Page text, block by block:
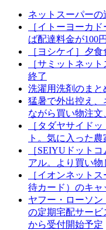
ネットスーパーの
［イトーヨーカ
ば配達料金が100
［ヨシケイ］夕
［サミットネッ
終了
洗濯用洗剤のまと
猛暑で外出控え
ながら買い物注
［タダヤサイド
ト。気に入った
［SEIYUドット
アル。より買い物
［イオンネット
待カード）のキャ
ヤフー・ローソ
の定期宅配サービ
から受付開始予定